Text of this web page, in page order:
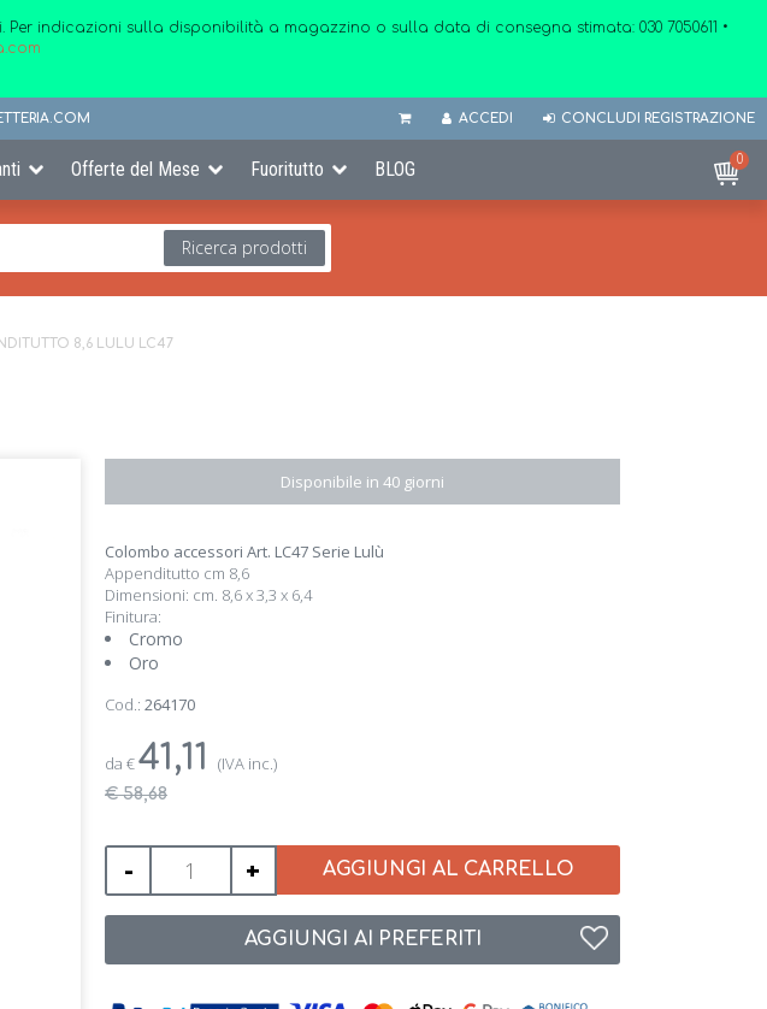
indicazioni sulla disponibilità a magazzino o sulla data di consegna stimata: 030 7050611 •
ACCEDI CONCLUDI REGISTRAZIONE
Offerte del Mese Fuoritutto BLOG 0
Ricerca prodotti
8,6 LULU LC47
Disponibile in 40 giorni
Colombo accessori Art. LC47 Serie Lulù
Appenditutto cm 8,6
Dimensioni: cm. 8,6 x 3,3 x 6,4
Finitura:
Cromo
Oro
Cod.: 264170
da €41,11 (IVA inc.)
€ 58,68
- + AGGIUNGI AL CARRELLO
AGGIUNGI AI PREFERITI